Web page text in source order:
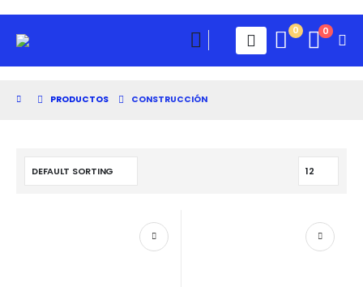
0 0
PRODUCTOS CONSTRUCCIÓN